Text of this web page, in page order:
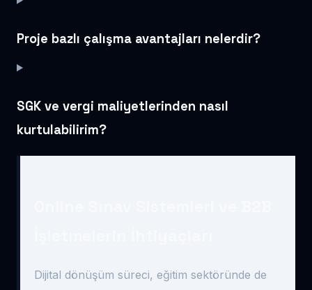
Proje bazlı çalışma avantajları nelerdir?
SGK ve vergi maliyetlerinden nasıl
kurtulabilirim?
Dijital dönüşüm süreci, eğitim sektöründe de